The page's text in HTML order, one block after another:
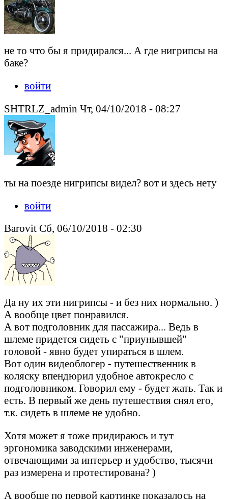
не то что бы я придирался... А где нигрипсы на
баке?
войти
SHTRLZ_admin Чт, 04/10/2018 - 08:27
ты на поезде нигрипсы видел? вот и здесь нету
войти
Barovit Сб, 06/10/2018 - 02:30
Да ну их эти нигрипсы - и без них нормально. )
А вообще цвет понравился.
А вот подголовник для пассажира... Ведь в
шлеме придется сидеть с "приунывшей"
головой - явно будет упираться в шлем.
Вот один видеоблогер - путешественник в
коляску впендюрил удобное автокресло с
подголовником. Говорил ему - будет жать. Так и
есть. В первый же день путешествия снял его,
т.к. сидеть в шлеме не удобно.
Хотя может я тоже придираюсь и тут
эргономика заводскими инженерами,
отвечающими за интерьер и удобство, тысячи
раз измерена и протестирована? )
А вообще по первой картинке показалось на